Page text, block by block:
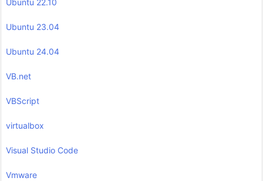
Ubuntu 22.10
Ubuntu 23.04
Ubuntu 24.04
VB.net
VBScript
virtualbox
Visual Studio Code
Vmware